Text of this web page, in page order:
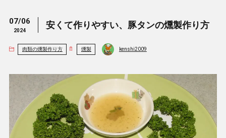
07/06
2024
安くて作りやすい、豚タンの燻製作り方
肉類の燻製作り方 燻製 kenshi2009